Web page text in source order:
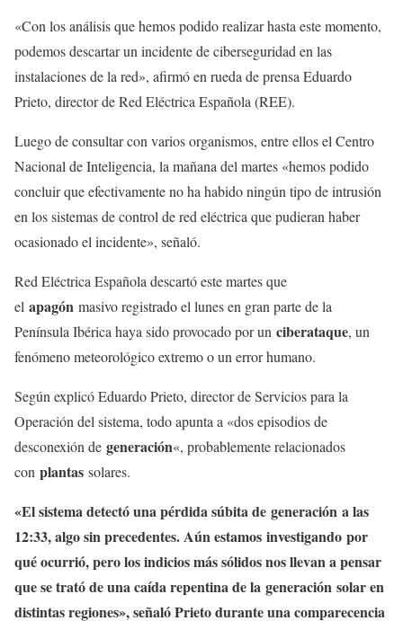
«Con los análisis que hemos podido realizar hasta este momento,
podemos descartar un incidente de ciberseguridad en las
instalaciones de la red», afirmó en rueda de prensa Eduardo
Prieto, director de Red Eléctrica Española (REE).
Luego de consultar con varios organismos, entre ellos el Centro
Nacional de Inteligencia, la mañana del martes «hemos podido
concluir que efectivamente no ha habido ningún tipo de intrusión
en los sistemas de control de red eléctrica que pudieran haber
ocasionado el incidente», señaló.
Red Eléctrica Española descartó este martes que
el apagón masivo registrado el lunes en gran parte de la
Península Ibérica haya sido provocado por un ciberataque, un
fenómeno meteorológico extremo o un error humano.
Según explicó Eduardo Prieto, director de Servicios para la
Operación del sistema, todo apunta a «dos episodios de
desconexión de generación«, probablemente relacionados
con plantas solares.
«El sistema detectó una pérdida súbita de generación a las
12:33, algo sin precedentes. Aún estamos investigando por
qué ocurrió, pero los indicios más sólidos nos llevan a pensar
que se trató de una caída repentina de la generación solar en
distintas regiones», señaló Prieto durante una comparecencia